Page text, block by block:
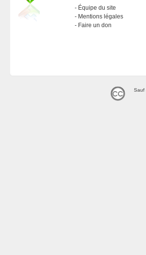
Équipe du site
Mentions légales
Faire un don
Sauf